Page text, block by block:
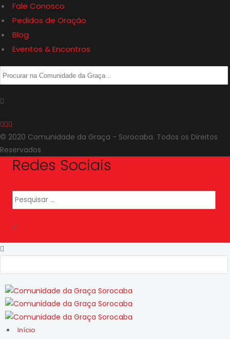
Fale Conosco
Pedidos de Oração
Blog
Eventos & Encontros
© 2020 Comunidade da Graça - Sorocaba. Todos os Direitos
Reservados
Redes Sociais
Início